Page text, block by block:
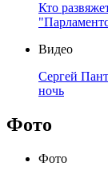
Кто
Видео
Сергей
ночь
Фото
Фото